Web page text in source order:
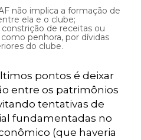
não implica a formação de
ela e o clube;
de receitas ou
penhora, por dívidas
do clube.
pontos é deixar
entre os patrimônios
tentativas de
fundamentadas no
(que haveria